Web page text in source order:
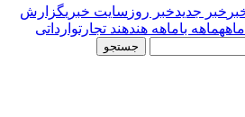
خبر جدیدخبر روز سایت خبریگزارش
ماههماهه باماهه هندهند تجارتوارداتی